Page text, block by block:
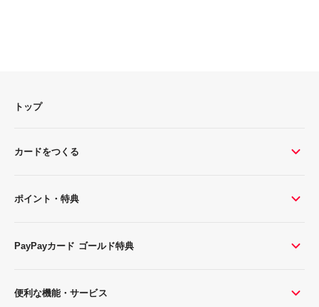
トップ
カードをつくる
ポイント・特典
PayPayカード ゴールド特典
便利な機能・サービス